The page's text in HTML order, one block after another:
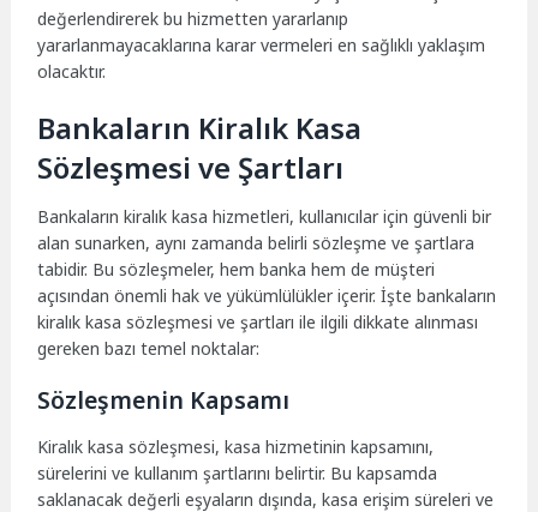
değerlendirerek bu hizmetten yararlanıp
yararlanmayacaklarına karar vermeleri en sağlıklı yaklaşım
olacaktır.
Bankaların Kiralık Kasa
Sözleşmesi ve Şartları
Bankaların kiralık kasa hizmetleri, kullanıcılar için güvenli bir
alan sunarken, aynı zamanda belirli sözleşme ve şartlara
tabidir. Bu sözleşmeler, hem banka hem de müşteri
açısından önemli hak ve yükümlülükler içerir. İşte bankaların
kiralık kasa sözleşmesi ve şartları ile ilgili dikkate alınması
gereken bazı temel noktalar:
Sözleşmenin Kapsamı
Kiralık kasa sözleşmesi, kasa hizmetinin kapsamını,
sürelerini ve kullanım şartlarını belirtir. Bu kapsamda
saklanacak değerli eşyaların dışında, kasa erişim süreleri ve